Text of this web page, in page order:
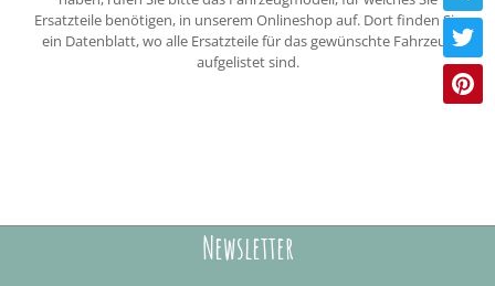
Ersatzteile benötigen, in unserem Onlineshop auf. Dort finden Sie
ein Datenblatt, wo alle Ersatzteile für das gewünschte Fahrzeug
aufgelistet sind.
Newsletter